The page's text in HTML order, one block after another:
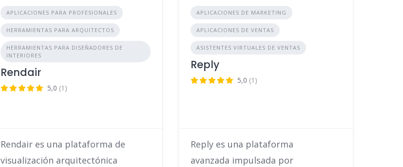
APLICACIONES PARA PROFESIONALES
HERRAMIENTAS PARA ARQUITECTOS
HERRAMIENTAS PARA DISEÑADORES DE
INTERIORES
Rendair
5,0 (1)
Rendair es una plataforma de
visualización arquitectónica
APLICACIONES DE MARKETING
APLICACIONES DE VENTAS
ASISTENTES VIRTUALES DE VENTAS
Reply
5,0 (1)
Reply es una plataforma
avanzada impulsada por